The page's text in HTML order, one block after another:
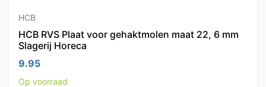
HCB
HCB RVS Plaat voor gehaktmolen maat 22, 6 mm
Slagerij Horeca
9.95
Op voorraad